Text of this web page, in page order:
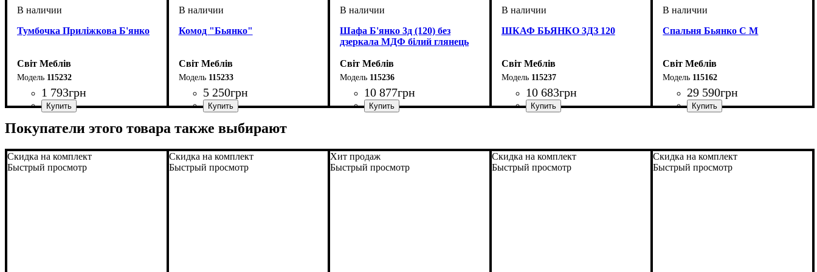
Тумбочка Приліжкова Б'янко
Світ Меблів
115232
1 793грн
Комод "Бьянко"
Світ Меблів
115233
5 250грн
Шафа Б'янко 3д (120) без
дзеркала МДФ білий глянець
Світ Меблів
115236
10 877грн
ШКАФ БЬЯНКО 3ДЗ 120
Світ Меблів
115237
10 683грн
Спальня Бьянко С М
Світ Меблів
115162
29 590грн
Покупатели этого товара также выбирают
Скидка на комплект
Быстрый просмотр
Скидка на комплект
Быстрый просмотр
Хит продаж
Быстрый просмотр
Скидка на комплект
Быстрый просмотр
Скидка на комплект
Быстрый просмотр